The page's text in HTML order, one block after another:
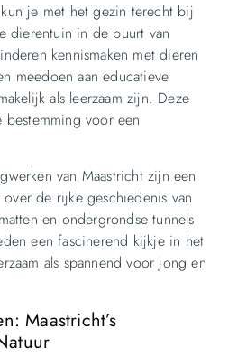
je met het gezin terecht bij
dierentuin in de buurt van
kennismaken met dieren
meedoen aan educatieve
als leerzaam zijn. Deze
voor een
van Maastricht zijn een
de rijke geschiedenis van
en ondergrondse tunnels
een fascinerend kijkje in het
als spannend voor jong en
Maastricht’s